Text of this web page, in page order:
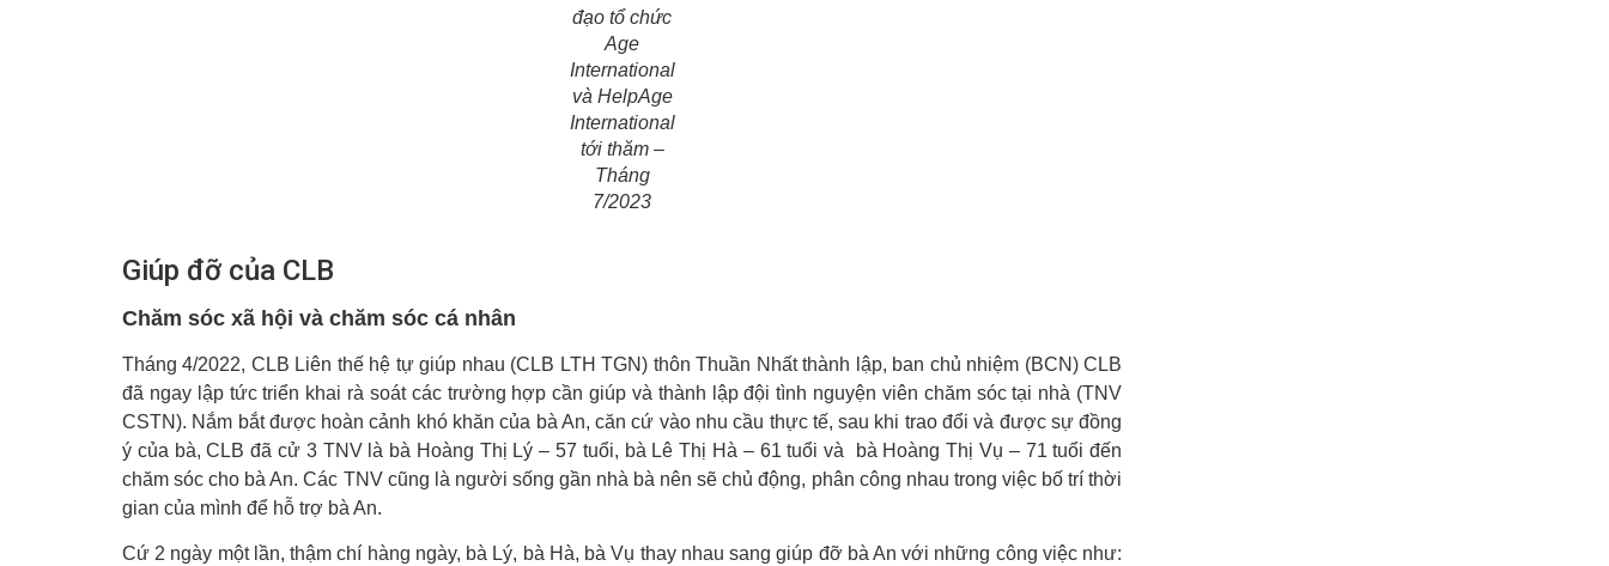
đạo tổ chức
Age
International
và HelpAge
International
tới thăm –
Tháng
7/2023
Giúp đỡ của CLB
Chăm sóc xã hội và chăm sóc cá nhân
Tháng 4/2022, CLB Liên thế hệ tự giúp nhau (CLB LTH TGN) thôn Thuần Nhất thành lập, ban chủ nhiệm (BCN) CLB
đã ngay lập tức triển khai rà soát các trường hợp cần giúp và thành lập đội tình nguyện viên chăm sóc tại nhà (TNV
CSTN). Nắm bắt được hoàn cảnh khó khăn của bà An, căn cứ vào nhu cầu thực tế, sau khi trao đổi và được sự đồng
ý của bà, CLB đã cử 3 TNV là bà Hoàng Thị Lý – 57 tuổi, bà Lê Thị Hà – 61 tuổi và bà Hoàng Thị Vụ – 71 tuổi đến
chăm sóc cho bà An. Các TNV cũng là người sống gần nhà bà nên sẽ chủ động, phân công nhau trong việc bố trí thời
gian của mình để hỗ trợ bà An.
Cứ 2 ngày một lần, thậm chí hàng ngày, bà Lý, bà Hà, bà Vụ thay nhau sang giúp đỡ bà An với những công việc như: